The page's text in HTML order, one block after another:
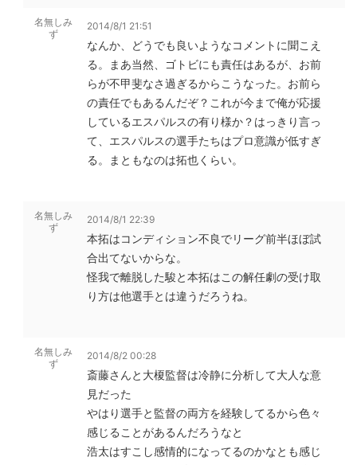
名無しみ
ず
2014/8/1 21:51
なんか、どうでも良いようなコメントに聞こえ
る。まあ当然、ゴトビにも責任はあるが、お前
らが不甲斐なさ過ぎるからこうなった。お前ら
の責任でもあるんだぞ？これが今まで俺が応援
しているエスパルスの有り様か？はっきり言っ
て、エスパルスの選手たちはプロ意識が低すぎ
る。まともなのは拓也くらい。
名無しみ
ず
2014/8/1 22:39
本拓はコンディション不良でリーグ前半ほぼ試
合出てないからな。
怪我で離脱した駿と本拓はこの解任劇の受け取
り方は他選手とは違うだろうね。
名無しみ
ず
2014/8/2 00:28
斎藤さんと大榎監督は冷静に分析して大人な意
見だった
やはり選手と監督の両方を経験してるから色々
感じることがあるんだろうなと
浩太はすこし感情的になってるのかなとも感じ